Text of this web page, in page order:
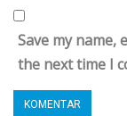
Save my name,
the next time I